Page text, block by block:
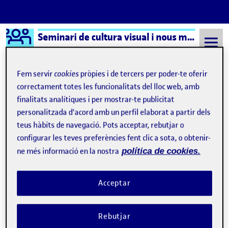
Saltar al contingut
Logo Ágora Seminari de cultura visual i nous mitjans – Aula 1
Semestre 20231 - Aula 1 Charles Baudelaire El albatros
Charles Baudelaire El
albatros
Inteligencia Artificial azul del cielo
Úrsula Bischofberger Valdes
Fem servircookies pròpies i de tercers per poder-te oferir
correctament totes les funcionalitats del lloc web, amb
finalitats analítiques i per mostrar-te publicitat
personalitzada d'acord amb un perfil elaborat a partir dels
teus hàbits de navegació. Pots acceptar, rebutjar o
configurar les teves preferències fent clic a sota, o obtenir-
ne més informació en la nostra política de cookies.
Rebutjar
Acceptar